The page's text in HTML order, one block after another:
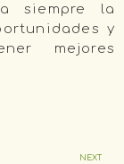
siempre la
y
mejores
NEXT